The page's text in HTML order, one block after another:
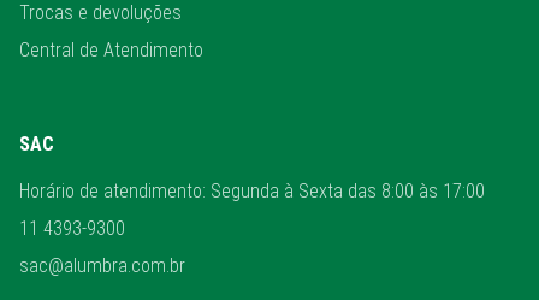
Trocas e devoluções
Central de Atendimento
SAC
Horário de atendimento: Segunda à Sexta das 8:00 às 17:00
11 4393-9300
sac@alumbra.com.br